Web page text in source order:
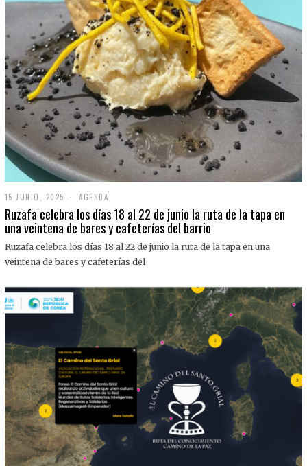
15 JUNIO, 2025
J
U
I
O
0
2
5
AGENDA
Ruzafa celebra los días 18 al 22 de junio la ruta de la tapa en
una veintena de bares y cafeterías del barrio
Ruzafa celebra los días 18 al 22 de junio la ruta de la tapa en una
veintena de bares y cafeterías del